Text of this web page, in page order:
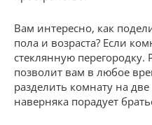
Вам интересно, как
пола и возраста? Если
стеклянную
позволит вам в любое
разделить комнату на
наверняка порадует